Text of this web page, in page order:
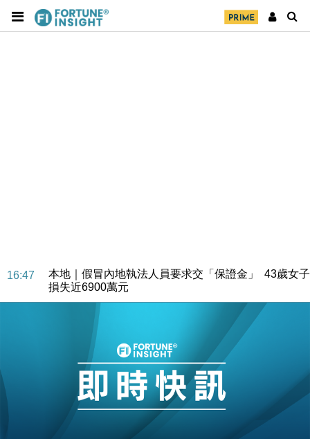
16:47
本地｜假冒內地執法人員要求交「保證金」 43歲女子
損失近6900萬元
財經｜日經失守6.5萬點後回穩 全周仍升近2%
財經｜恒隆10月換帥 玩具「反」斗城亞洲CEO蔡德
財經｜韓股反覆波動收跌 連挫7周創逾3年最長跌勢
13:44
財經｜內地7月美元計價出口增近24%勝預期 貿易順